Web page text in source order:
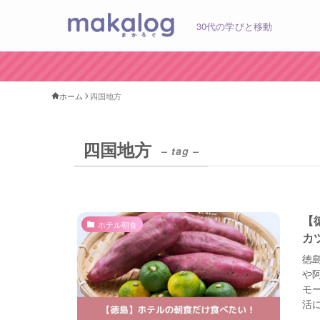
30代の学びと移動
ホーム 四国地方
四国地方 – tag –
ホテル朝食
カ
徳
や
モ
活